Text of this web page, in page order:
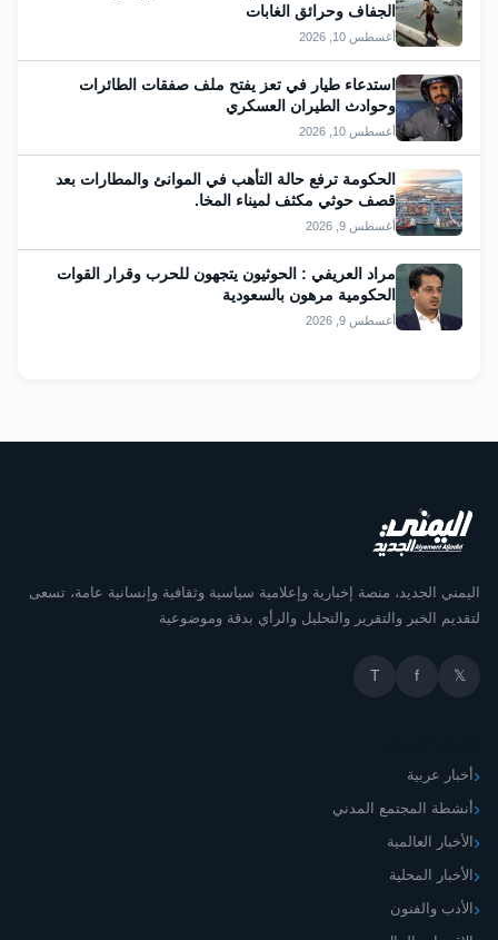
الجفاف وحرائق الغابات
أغسطس 10, 2026
استدعاء طيار في تعز يفتح ملف صفقات الطائرات
وحوادث الطيران العسكري
أغسطس 10, 2026
الحكومة ترفع حالة التأهب في الموانئ والمطارات بعد
قصف حوثي مكثف لميناء المخا.
أغسطس 9, 2026
مراد العريفي : الحوثيون يتجهون للحرب وقرار القوات
الحكومية مرهون بالسعودية
أغسطس 9, 2026
اليمني الجديد، منصة إخبارية وإعلامية سياسية وثقافية وإنسانية عامة، تسعى
لتقديم الخبر والتقرير والتحليل والرأي بدقة وموضوعية
𝕏
f
T
أخبار عربية
أنشطة المجتمع المدني
الأخبار العالمية
الأخبار المحلية
الأدب والفنون